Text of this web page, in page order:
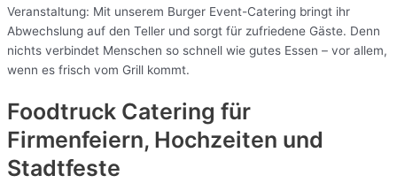
Veranstaltung: Mit unserem Burger Event-Catering bringt ihr
Abwechslung auf den Teller und sorgt für zufriedene Gäste. Denn
nichts verbindet Menschen so schnell wie gutes Essen – vor allem,
wenn es frisch vom Grill kommt.
Foodtruck Catering für
Firmenfeiern, Hochzeiten und
Stadtfeste